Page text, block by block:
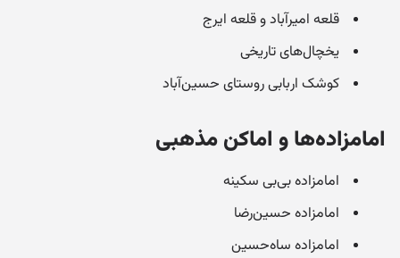
قلعه امیرآباد و قلعه ایرج
یخچال‌های تاریخی
کوشک اربابی روستای حسین‌آباد
امامزاده‌ها و اماکن مذهبی
امامزاده بی‌بی سکینه
امامزاده حسین‌رضا
امامزاده ساه‌حسین